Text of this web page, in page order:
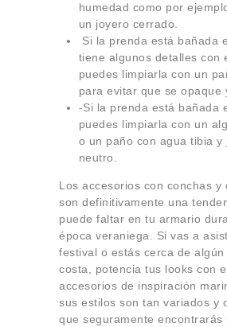
humedad como por
un joyero cerrado.
Si la prenda está bañada
tiene algunos detalles con
puedes limpiarla con un
para evitar que se opaque
-Si la prenda está bañada
puedes limpiarla con un
o un paño con agua tibia y
neutro.
Los accesorios con conchas y
son definitivamente una
puede faltar en tu armario
época veraniega. Si vas a
festival o estás cerca de
costa, potencia tus looks con
accesorios de inspiración
sus estilos son tan variados y
que seguramente encontrarás